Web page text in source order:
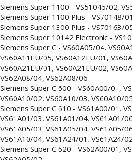
Siemens Super 1100 - VS51045/02,
Siemens Super 1100 Plus - VS70148/01
Siemens Super 1300 Plus - VS70163/
Siemens Super 10142 Electronic -
Siemens Super C - VS60A05/04,
VS60A11EU/05, VS60A12EU/01,
VS60A21EU/01, VS60A21EU/02,
VS62A08/04, VS62A08/06
Siemens Super C 600 - VS60A00/01,
VS60A10/02, VS60A10/03, VS60A10/05
Siemens Super C 610 - VS61A00/01,
VS61A01/03, VS61A01/04, VS61A01/
VS61A05/03, VS61A05/04, VS61A05/
VS61A10/04, VS61A24/01, VS61A24/
Siemens Super C 620 - VS62A00/01,